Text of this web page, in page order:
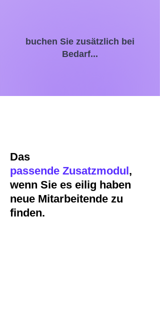
buchen Sie zusätzlich bei
Bedarf...
Das
passende Zusatzmodul,
wenn Sie es eilig haben
neue Mitarbeitende zu
finden.